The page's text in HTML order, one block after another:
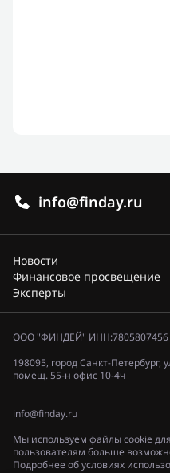
info@finday.ru
Новости
Финансовое просвещение
Эксперты
ООО "ФИНДЕЙ" ИНН:7805807456
198095, город Санкт-
помещ. 55-н офис 10-4ч
info@finday.ru
Мы используем файлы cookie
пользователям больше
Подробнее об условиях